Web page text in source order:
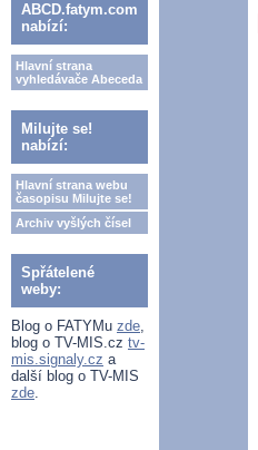
ABCD.fatym.com
nabízí:
Hlavní strana
vyhledávače Abeceda
Milujte se!
nabízí:
Hlavní strana webu
časopisu Milujte se!
Archiv vyšlých čísel
Spřátelené
weby:
Blog o FATYMu zde,
blog o TV-MIS.cz tv-
mis.signaly.cz a
další blog o TV-MIS
zde.